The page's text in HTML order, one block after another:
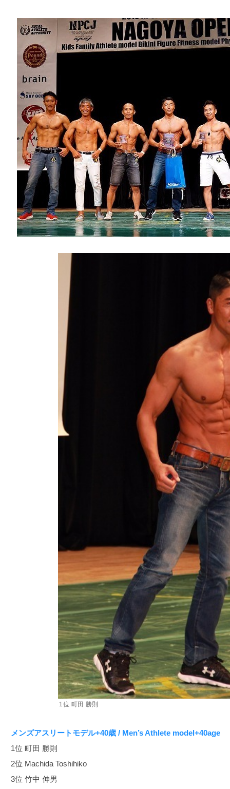
1位 町田 勝則
メンズアスリートモデル+40歳 / Men’s Athlete model+40age
1位 町田 勝則
2位 Machida Toshihiko
3位 竹中 伸男